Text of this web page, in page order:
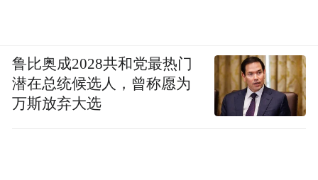
鲁比奥成2028共和党最热门
潜在总统候选人，曾称愿为
万斯放弃大选